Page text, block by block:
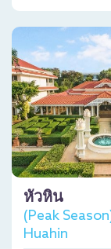
หัวหิน
(Peak
Huahin